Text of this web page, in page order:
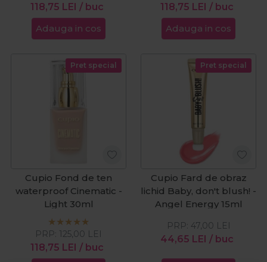
118,75 LEI / buc
Adauga in cos
118,75 LEI / buc
Adauga in cos
Pret special
Cupio Fond de ten
waterproof Cinematic -
Light 30ml
118,75 LEI / buc
PRP: 125,00 LEI
Pret special
Cupio Fard de obraz
lichid Baby, don't blush! -
Angel Energy 15ml
44,65 LEI / buc
PRP: 47,00 LEI